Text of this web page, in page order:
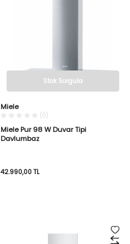
Stok Sorgula
Miele
(0)
Miele Pur 98 W Duvar Tipi
Davlumbaz
42.990,00 TL